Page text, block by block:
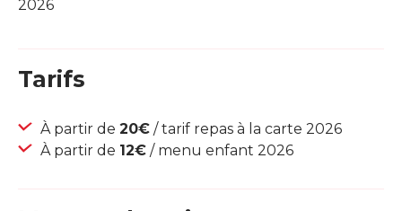
2026
Tarifs
À partir de 20€ / tarif repas à la carte 2026
À partir de 12€ / menu enfant 2026